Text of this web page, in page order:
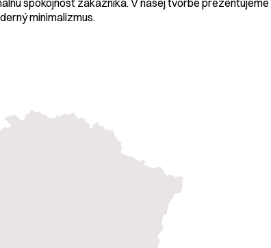
spokojnosť zákazníka. V našej tvorbe
minimalizmus.